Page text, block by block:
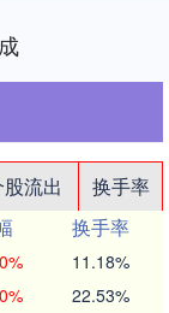
流出
换手率
换手率
11.18%
22.53%